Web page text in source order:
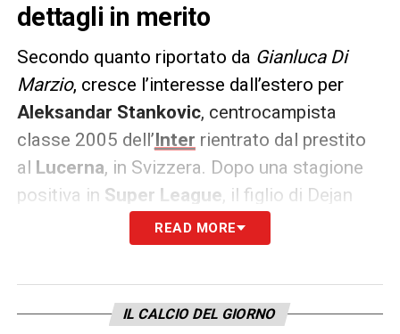
dettagli in merito
Secondo quanto riportato da Gianluca Di
Marzio, cresce l’interesse dall’estero per
Aleksandar Stankovic, centrocampista
classe 2005 dell’Inter rientrato dal prestito
al Lucerna, in Svizzera. Dopo una stagione
positiva in Super League, il figlio di Dejan
Stankovic ha attirato l’attenzione di diversi
club europei, pronti a investire su di lui per il
In particolare,Stoccarda e Wolfsburg
READ MORE
IL CALCIO DEL GIORNO